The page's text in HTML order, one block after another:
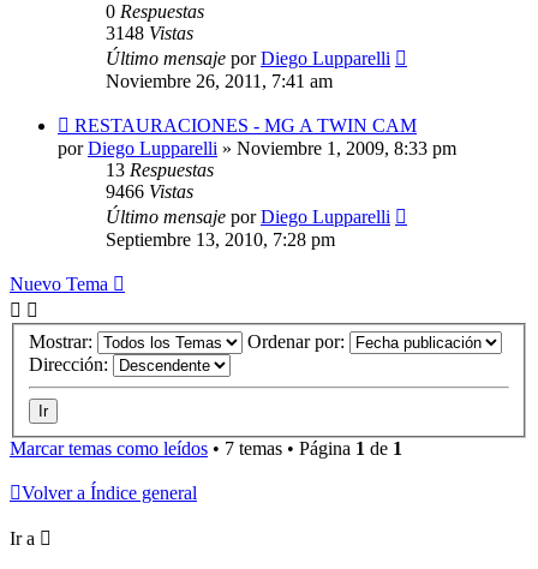
0 Respuestas
3148 Vistas
Último mensaje porDiego Lupparelli
Noviembre 26, 2011, 7:41 am
RESTAURACIONES - MG A TWIN CAM
porDiego Lupparelli » Noviembre 1, 2009, 8:33 pm
13 Respuestas
9466 Vistas
Último mensaje porDiego Lupparelli
Septiembre 13, 2010, 7:28 pm
Nuevo Tema
Mostrar:
Ordenar por:
Dirección:
Marcar temas como leídos • 7 temas • Página 1 de 1
Volver a Índice general
Ir a